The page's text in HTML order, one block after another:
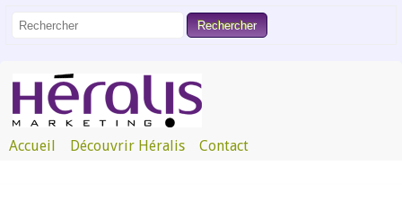
Accueil Découvrir Héralis Contact